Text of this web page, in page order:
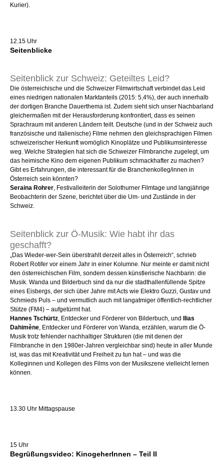
Kurier).
12.15 Uhr
Seitenblicke
Seitenblick zur Schweiz: Geteiltes Leid?
Die österreichische und die Schweizer Filmwirtschaft verbindet das Leid
eines niedrigen nationalen Marktanteils (2015: 5,4%), der auch innerhalb
der dortigen Branche Dauerthema ist. Zudem sieht sich unser Nachbarland
gleichermaßen mit der Herausforderung konfrontiert, dass es seinen
Sprachraum mit anderen Ländern teilt. Deutsche (und in der Schweiz auch
französische und italienische) Filme nehmen den gleichsprachigen Filmen
schweizerischer Herkunft womöglich Kinoplätze und Publikumsinteresse
weg. Welche Strategien hat sich die Schweizer Filmbranche zugelegt, um
das heimische Kino dem eigenen Publikum schmackhafter zu machen?
Gibt es Erfahrungen, die interessant für die Branchenkolleg/innen in
Österreich sein könnten?
Seraina Rohrer, Festivalleiterin der Solothurner Filmtage und langjährige
Beobachterin der Szene, berichtet über die Um- und Zustände in der
Schweiz.
Seitenblick zur Ö-Musik: Wie habt ihr das
geschafft?
„Das Wieder-wer-Sein überstrahlt derzeit alles in Österreich“, schrieb
Robert Rotifer vor einem Jahr in einer Kolumne. Nur meinte er damit nicht
den österreichischen Film, sondern dessen künstlerische Nachbarin: die
Musik. Wanda und Bilderbuch sind da nur die stadthallenfüllende Spitze
eines Eisbergs, der sich über Jahre mit Acts wie Elektro Guzzi, Gustav und
Schmieds Puls – und vermutlich auch mit langatmiger öffentlich-rechtlicher
Stütze (FM4) – aufgetürmt hat.
Hannes Tschürtz, Entdecker und Förderer von Bilderbuch, und
Ilias
Dahimène, Entdecker und Förderer von Wanda, erzählen, warum die Ö-
Musik trotz fehlender nachhaltiger Strukturen (die mit denen der
Filmbranche in den 1980er-Jahren vergleichbar sind) heute in aller Munde
ist, was das mit Kreativität und Freiheit zu tun hat – und was die
Kolleginnen und Kollegen des Films von der Musikszene vielleicht lernen
können.
13.30 Uhr Mittagspause
15 Uhr
Begrüßungsvideo: KinogeherInnen – Teil II